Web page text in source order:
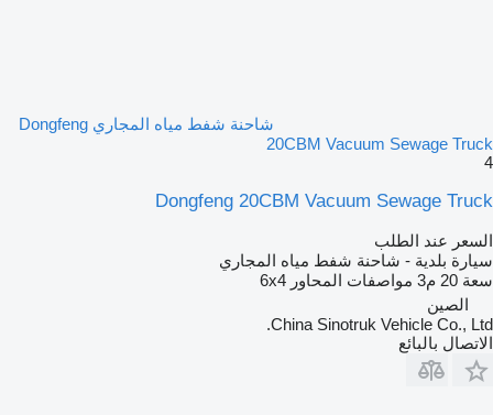
شاحنة شفط مياه المجاري Dongfeng
20CBM Vacuum Sewage Truck
4
Dongfeng 20CBM Vacuum Sewage Truck
السعر عند الطلب
سيارة بلدية - شاحنة شفط مياه المجاري
سعة 20 م3 مواصفات المحاور 6x4
الصين
China Sinotruk Vehicle Co., Ltd.
الاتصال بالبائع